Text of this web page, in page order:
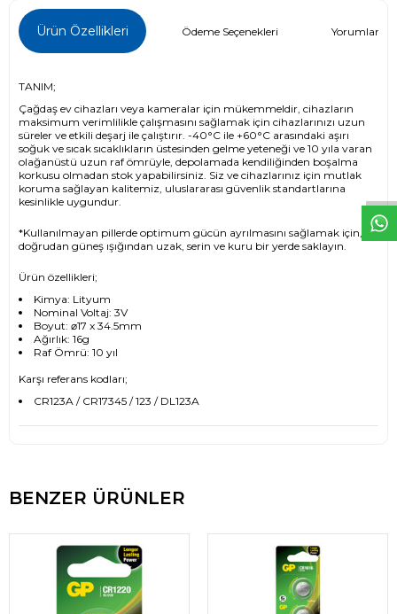
WhtsappDeseHatt
Ürün Özellikleri Ödeme Seçenekleri Yorumlar (0)
TANIM;
Çağdaş ev cihazları veya kameralar için mükemmeldir, cihazların
maksimum verimlilikle çalışmasını sağlamak için cihazlarınızı uzun
süreler ve etkili deşarj ile çalıştırır. -40°C ile +60°C arasındaki aşırı
soğuk ve sıcak sıcaklıkların üstesinden gelme yeteneği ve 10 yıla varan
olağanüstü uzun raf ömrüyle, depolamada kendiliğinden boşalma
korkusu olmadan stok yapabilirsiniz. Siz ve cihazlarınız için mutlak
koruma sağlayan kalitemiz, uluslararası güvenlik standartlarına
kesinlikle uygundur.
*Kullanılmayan pillerde optimum gücün ayrılmasını sağlamak için,
doğrudan güneş ışığından uzak, serin ve kuru bir yerde saklayın.
Ürün özellikleri;
Kimya: Lityum
Nominal Voltaj: 3V
Boyut: ⌀17 x 34.5mm
Ağırlık: 16g
Raf Ömrü: 10 yıl
Karşı referans kodları;
CR123A / CR17345 / 123 / DL123A
BENZER ÜRÜNLER